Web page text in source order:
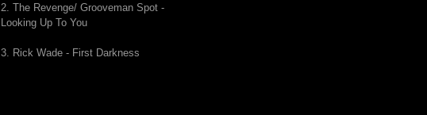
2. The Revenge/ Grooveman Spot -
Looking Up To You
3. Rick Wade - First Darkness